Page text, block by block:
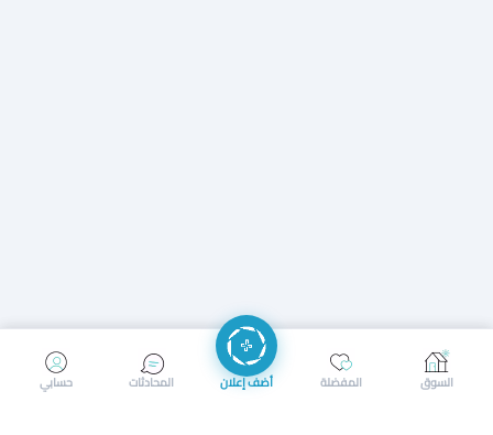
إرسال رسالة إجراء مكالمة
حسابي المحادثات أضف إعلان المفضلة السوق